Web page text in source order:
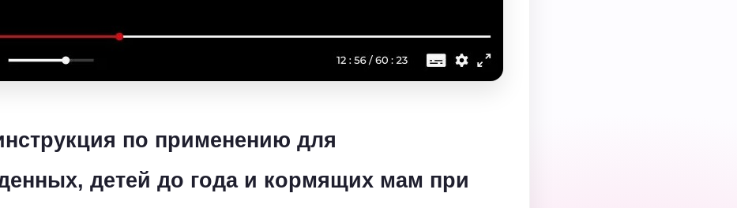
по применению для
детей до года и кормящих мам при